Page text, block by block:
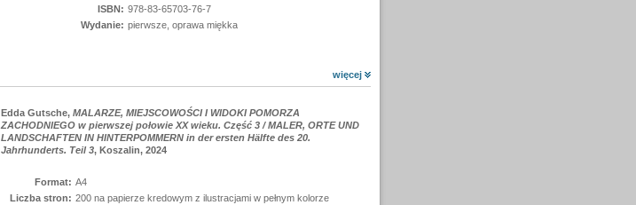
ISBN: 978-83-65703-76-7
Wydanie: pierwsze, oprawa miękka
więcej
Edda Gutsche, MALARZE, MIEJSCOWOŚCI I WIDOKI POMORZA
ZACHODNIEGO w pierwszej połowie XX wieku. Część 3 / MALER, ORTE UND
LANDSCHAFTEN IN HINTERPOMMERN in der ersten Hälfte des 20.
Jahrhunderts. Teil 3, Koszalin, 2024
Format: A4
Liczba stron: 200 na papierze kredowym z ilustracjami w pełnym kolorze